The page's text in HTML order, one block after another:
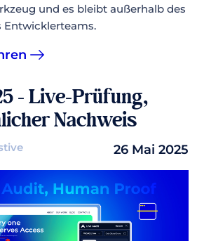
und es bleibt außerhalb des
Entwicklerteams.
- Live-Prüfung,
Nachweis
26 Mai 2025